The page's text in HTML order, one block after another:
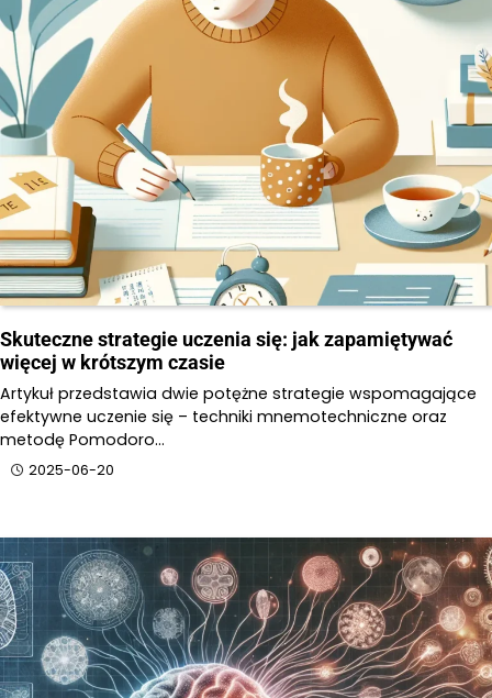
Skuteczne strategie uczenia się: jak zapamiętywać
więcej w krótszym czasie
Artykuł przedstawia dwie potężne strategie wspomagające
efektywne uczenie się – techniki mnemotechniczne oraz
metodę Pomodoro…
2025-06-20